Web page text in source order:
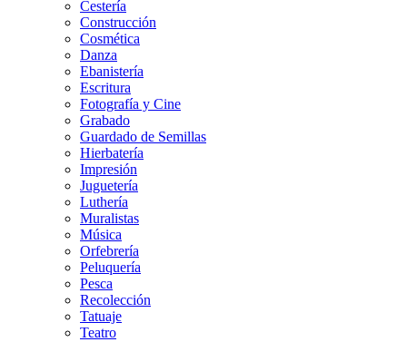
Cestería
Construcción
Cosmética
Danza
Ebanistería
Escritura
Fotografía y Cine
Grabado
Guardado de Semillas
Hierbatería
Impresión
Juguetería
Luthería
Muralistas
Música
Orfebrería
Peluquería
Pesca
Recolección
Tatuaje
Teatro